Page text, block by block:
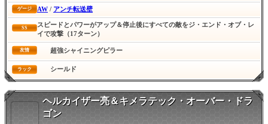
ゲージ AW / アンチ転送壁
SS
スピードとパワーがアップ＆停止後にすべての敵をジ・エンド・オブ・レ
イで攻撃（17ターン）
友情 超強シャイニングピラー
ラック シールド
ヘルカイザー亮＆キメラテック・オーバー・ドラ
ゴン